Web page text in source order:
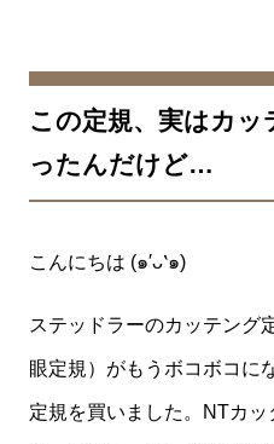
この定規、実はカ
ったんだけど…
こんにちは (๑′ᴗ‵๑)
ステッドラーのカッテング
眼定規）がもうボコボコに
定規を買いました。 NTカッ